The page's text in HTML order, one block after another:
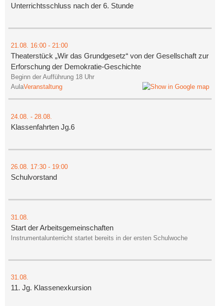
Unterrichtsschluss nach der 6. Stunde
21.08. 16:00 - 21:00
Theaterstück „Wir das Grundgesetz“ von der Gesellschaft zur
Erforschung der Demokratie-Geschichte
Beginn der Aufführung 18 Uhr
AulaVeranstaltung
24.08. - 28.08.
Klassenfahrten Jg.6
26.08. 17:30 - 19:00
Schulvorstand
31.08.
Start der Arbeitsgemeinschaften
Instrumentalunterricht startet bereits in der ersten Schulwoche
31.08.
11. Jg. Klassenexkursion